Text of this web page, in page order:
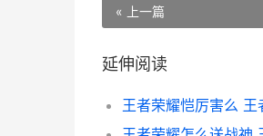
« 上一篇
延伸阅读
王者荣耀恺厉害么 王